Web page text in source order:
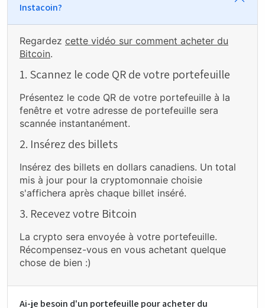
Instacoin?
Regardez cette vidéo sur comment acheter du
Bitcoin.
1. Scannez le code QR de votre portefeuille
Présentez le code QR de votre portefeuille à la
fenêtre et votre adresse de portefeuille sera
scannée instantanément.
2. Insérez des billets
Insérez des billets en dollars canadiens. Un total
mis à jour pour la cryptomonnaie choisie
s'affichera après chaque billet inséré.
3. Recevez votre Bitcoin
La crypto sera envoyée à votre portefeuille.
Récompensez-vous en vous achetant quelque
chose de bien :)
Ai-je besoin d'un portefeuille pour acheter du